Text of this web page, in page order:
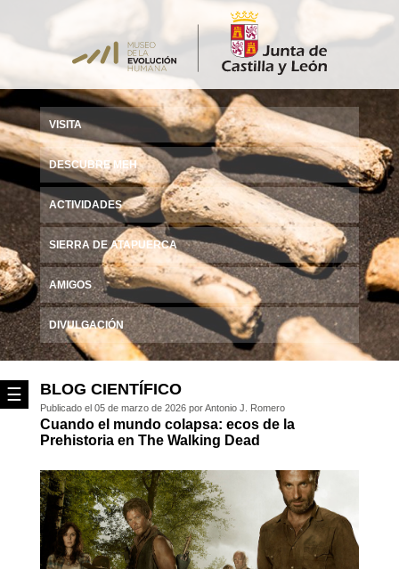
☰
VISITA
DESCUBRE MEH
ACTIVIDADES
SIERRA DE ATAPUERCA
AMIGOS
DIVULGACIÓN
BLOG CIENTÍFICO
Publicado el 05 de marzo de 2026 por Antonio J. Romero
Cuando el mundo colapsa: ecos de la
Prehistoria en The Walking Dead